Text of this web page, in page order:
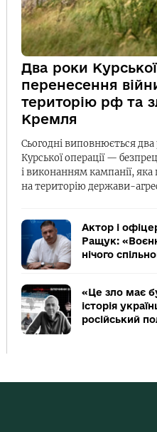
Два роки Курської
перенесення
територію рф та
Кремля
Сьогодні виповнюється два
Курської операції —
і виконанням кампанії, яка
на територію держави-
Актор і
Ращук:
нічого
«Це зло має
історія
російський